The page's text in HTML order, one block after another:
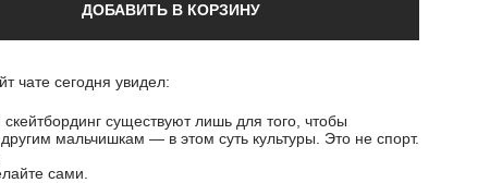
ДОБАВИТЬ В КОРЗИНУ
чате сегодня увидел:
существуют лишь для того, чтобы
мальчишкам — в этом суть культуры. Это не спорт.
сами.